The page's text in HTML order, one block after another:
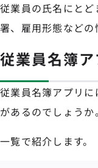
従業員の氏名にと
署、雇用形態などの
従業員名簿
従業員名簿アプリ
があるのでしょうか。
一覧で紹介します。